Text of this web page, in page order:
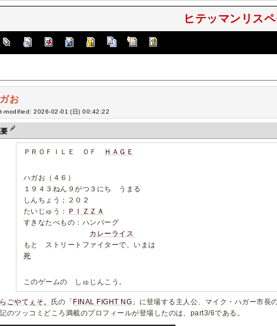
ヒテッマンリス
お
modified: 2026-02-01 (日) 00:42:22
要
ＰＲＯＦＩＬＥ ＯＦ ＨＡＧＥ
ハガお（４６）
１９４３ねん９がつ３にち うまる
しんちょう；２０２
たいじゅう：
ＰＩＺＺＡ
すきなたべもの：ハンバーグ
カレーライス
もと ストリートファイターで、いまは
死
このゲームの しゅじんこう。
ごやてぇそ。 氏の「 FINAL FIGHT NG 」に登場する主人公、マイク・ハガー市長の
のツッコミどころ満載のプロフィールが登場したのは、part3/6である。